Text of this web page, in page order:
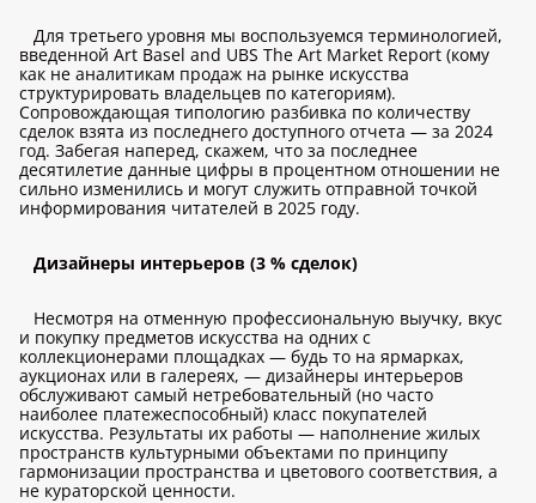
Для третьего уровня мы воспользуемся терминологией,
введенной Art Basel and UBS The Art Market Report (кому
как не аналитикам продаж на рынке искусства
структурировать владельцев по категориям).
Сопровождающая типологию разбивка по количеству
сделок взята из последнего доступного отчета — за 2024
год. Забегая наперед, скажем, что за последнее
десятилетие данные цифры в процентном отношении не
сильно изменились и могут служить отправной точкой
информирования читателей в 2025 году.
Дизайнеры интерьеров (3 % сделок)
Несмотря на отменную профессиональную выучку, вкус
и покупку предметов искусства на одних с
коллекционерами площадках — будь то на ярмарках,
аукционах или в галереях, — дизайнеры интерьеров
обслуживают самый нетребовательный (но часто
наиболее платежеспособный) класс покупателей
искусства. Результаты их работы — наполнение жилых
пространств культурными объектами по принципу
гармонизации пространства и цветового соответствия, а
не кураторской ценности.